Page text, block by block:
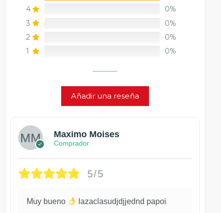
4
0%
3
0%
2
0%
1
0%
Añadir una reseña
Maximo Moises
Comprador
5/5
Muy bueno lazaclasudjdjjednd papoi